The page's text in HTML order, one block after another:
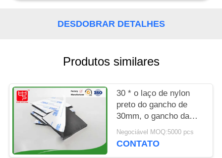
ORÇAMENTO
POLÍTICA
PRIVACIDADE
DESDOBRAR DETALHES
Produtos similares
30 * o laço de nylon
preto do gancho de
30mm, o gancho da
colagem e o frio
pegajoso dos pontos
Negociável MOQ:5000 pcs
CONTATO